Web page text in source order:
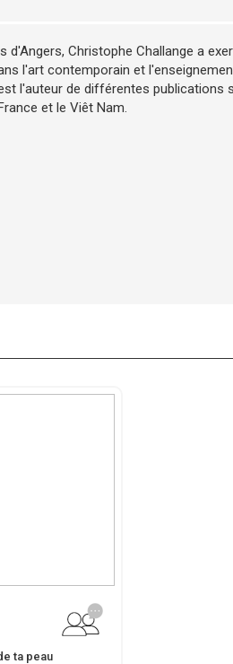
d'Angers, Christophe Challange a
l'art contemporain et
l'auteur de différentes publications
et le Viêt Nam.
ta peau